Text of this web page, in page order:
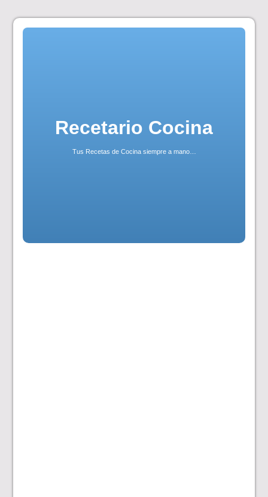
Skip
Recetario Cocina
Tus Recetas de Cocina siempre a mano…